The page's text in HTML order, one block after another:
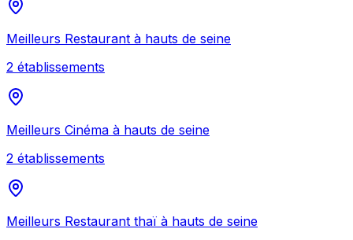
Meilleurs Restaurant à hauts de seine
2 établissements
Meilleurs Cinéma à hauts de seine
2 établissements
Meilleurs Restaurant thaï à hauts de seine